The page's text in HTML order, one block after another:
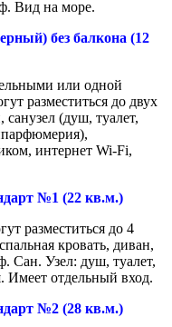
Вид на море.
без балкона (12
или одной
разместиться до двух
(душ, туалет,
интернет Wi-Fi,
№1 (22 кв.м.)
разместиться до 4
кровать, диван,
Сан. Узел: душ, туалет,
отдельный вход.
№2 (28 кв.м.)